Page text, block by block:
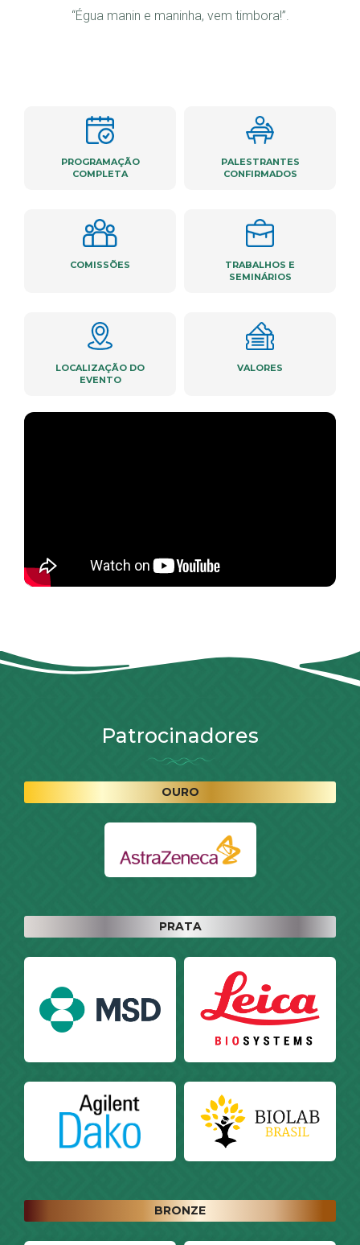
“Égua manin e maninha, vem timbora!”.
PROGRAMAÇÃO
COMPLETA
PALESTRANTES
CONFIRMADOS
COMISSÕES
TRABALHOS E
SEMINÁRIOS
LOCALIZAÇÃO DO
EVENTO
VALORES
Patrocinadores
OURO
PRATA
BRONZE